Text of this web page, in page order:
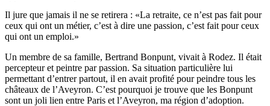
Il jure que jamais il ne se retirera : «La retraite, ce n’est pas fait pour
ceux qui ont un métier, c’est à dire une passion, c’est fait pour ceux
qui ont un emploi.»
Un membre de sa famille, Bertrand Bonpunt, vivait à Rodez. Il était
percepteur et peintre par passion. Sa situation particulière lui
permettant d’entrer partout, il en avait profité pour peindre tous les
châteaux de l’Aveyron. C’est pourquoi je trouve que les Bonpunt
sont un joli lien entre Paris et l’Aveyron, ma région d’adoption.